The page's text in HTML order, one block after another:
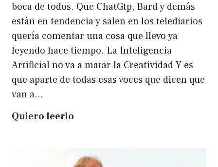
boca de todos. Que ChatGtp, Bard y demás
están en tendencia y salen en los telediarios
quería comentar una cosa que llevo ya
leyendo hace tiempo. La Inteligencia
Artificial no va a matar la Creatividad Y es
que aparte de todas esas voces que dicen que
van a…
Quiero leerlo
matará